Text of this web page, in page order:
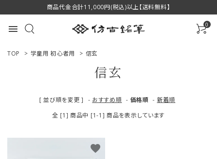
商品代金合計11,000円(税込)以上【送料無料】
menu 0
ACCOUNT MENU
TOP > 学童用 初心者用 > 信玄
信玄
[ 並び順を変更 ] - おすすめ順 - 価格順 - 新着順
全 [1] 商品中 [1-1] 商品を表示しています
favorite